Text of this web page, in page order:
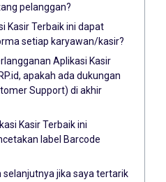
pelanggan?
Kasir Terbaik ini dapat
setiap karyawan/kasir?
Aplikasi Kasir
apakah ada dukungan
Support) di akhir
Kasir Terbaik ini
label Barcode
selanjutnya jika saya tertarik